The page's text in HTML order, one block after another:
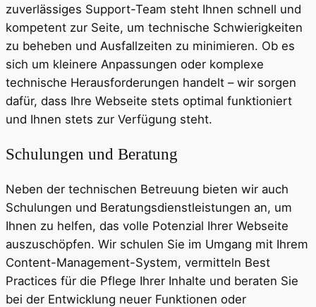
zuverlässiges Support-Team steht Ihnen schnell und
kompetent zur Seite, um technische Schwierigkeiten
zu beheben und Ausfallzeiten zu minimieren. Ob es
sich um kleinere Anpassungen oder komplexe
technische Herausforderungen handelt – wir sorgen
dafür, dass Ihre Webseite stets optimal funktioniert
und Ihnen stets zur Verfügung steht.
Schulungen und Beratung
Neben der technischen Betreuung bieten wir auch
Schulungen und Beratungsdienstleistungen an, um
Ihnen zu helfen, das volle Potenzial Ihrer Webseite
auszuschöpfen. Wir schulen Sie im Umgang mit Ihrem
Content-Management-System, vermitteln Best
Practices für die Pflege Ihrer Inhalte und beraten Sie
bei der Entwicklung neuer Funktionen oder